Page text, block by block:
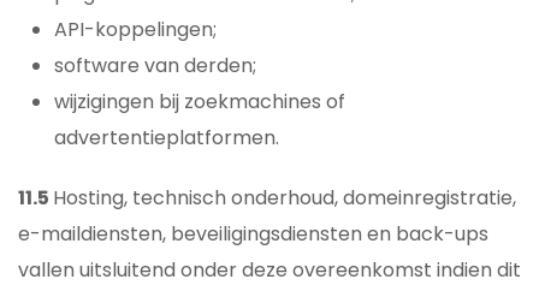
API-koppelingen;
software van derden;
wijzigingen bij zoekmachines of
advertentieplatformen.
11.5 Hosting, technisch onderhoud, domeinregistratie,
e-maildiensten, beveiligingsdiensten en back-ups
vallen uitsluitend onder deze overeenkomst indien dit